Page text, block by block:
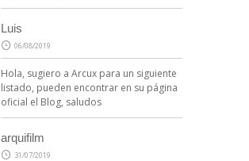
Luis
06/08/2019
Hola, sugiero a Arcux para un siguiente
listado, pueden encontrar en su página
oficial el Blog, saludos
arquifilm
31/07/2019